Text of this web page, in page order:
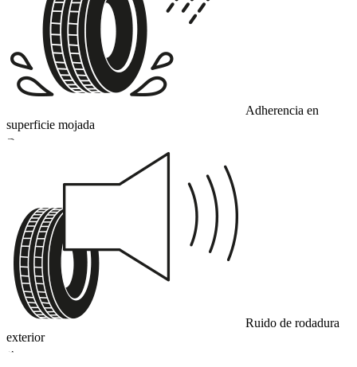
Adherencia en
superficie mojada
B
Ruido de rodadura
exterior
A